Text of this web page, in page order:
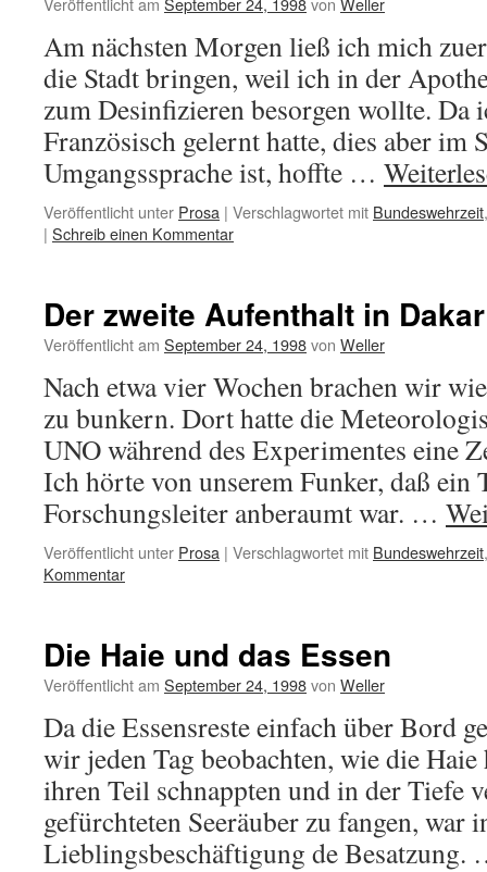
Am nächsten Morgen ließ ich mich
die Stadt bringen, weil ich in der
zum Desinfizieren besorgen wollte. Da
Französisch gelernt hatte, dies aber im
Umgangssprache ist, hoffte …
Veröffentlicht unter Prosa | Verschlagwortet mit Bundeswehrzeit
| Schreib einen Kommentar
Der zweite Aufenthalt in Dakar
Veröffentlicht am September 24, 1998von Weller
Nach etwa vier Wochen brachen wir
zu bunkern. Dort hatte die
UNO während des Experimentes eine
Ich hörte von unserem Funker, daß ein
Forschungsleiter anberaumt war. …
Veröffentlicht unter Prosa | Verschlagwortet mit Bundeswehrzeit
Kommentar
Die Haie und das Essen
Veröffentlicht am September 24, 1998von Weller
Da die Essensreste einfach über Bord
wir jeden Tag beobachten, wie die Haie
ihren Teil schnappten und in der Tiefe
gefürchteten Seeräuber zu fangen, war
Lieblingsbeschäftigung de